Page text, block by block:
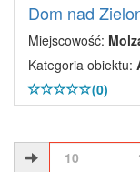
Dom nad
Miejscowość:
Kategoria obiektu:
(0)
10